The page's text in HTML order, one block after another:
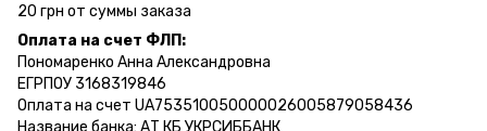
20 грн от суммы заказа
Оплата на счет ФЛП:
Пономаренко Анна Александровна
ЕГРПОУ 3168319846
Оплата на счет UA753510050000026005879058436
Название банка: АТ КБ УКРСИББАНК